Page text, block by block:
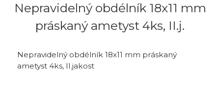
Nepravidelný obdélník 18x11 mm
práskaný ametyst 4ks, II.j.
Nepravidelný obdélník 18x11 mm práskaný
ametyst 4ks, II.jakost